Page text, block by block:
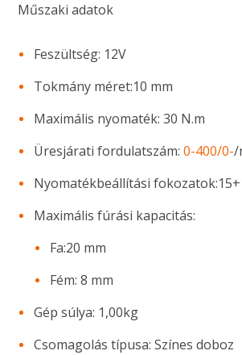
Műszaki adatok
Feszültség: 12V
Tokmány méret:10 mm
Maximális nyomaték: 30 N.m
Üresjárati fordulatszám:0-400/0-/
Nyomatékbeállítási
Maximális fúrási kapacitás:
Fa:20 mm
Fém: 8 mm
Gép súlya: 1,00kg
Csomagolás típusa: Színes doboz